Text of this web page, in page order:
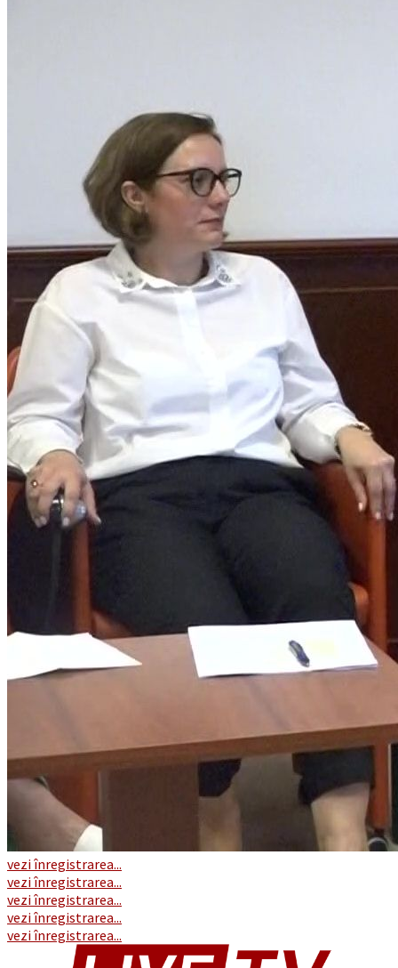
vezi înregistrarea...
vezi înregistrarea...
vezi înregistrarea...
vezi înregistrarea...
vezi înregistrarea...